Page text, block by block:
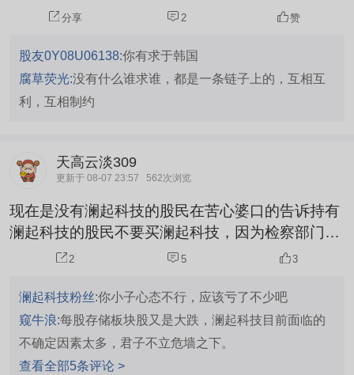
分享 2 赞
股友0Y08U06138:你有求于韩国
腐草荧光:没有什么谁求谁，都是一条链子上的，互相互
利，互相制约
天高云淡309
更新于 08-07 23:57 562次浏览
现在是没有澜起科技的股民在苦心婆口的告诉持有
澜起科技的股民不要买澜起科技，因为检察部门的
检查还没有出来。
2 5 3
澜起科技粉丝:你小子心态不行，应该亏了不少吧
窥牛浪:每股存储板块股又是大跌，澜起科技目前面临的
不确定因素太多，君子不立危墙之下。
查看全部5条评论 >